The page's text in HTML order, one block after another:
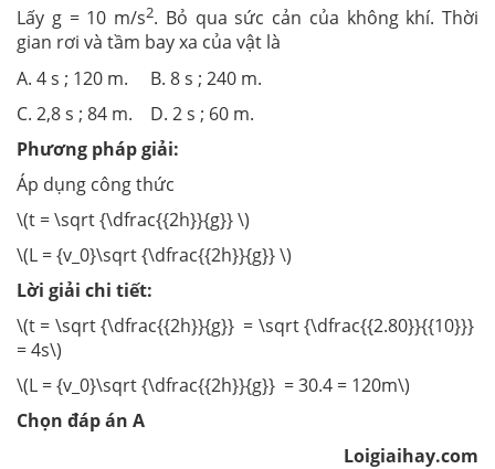
Lấy g = 10 m/s2. Bỏ qua sức cản của không khí. Thời
gian rơi và tầm bay xa của vật là
A. 4 s ; 120 m. B. 8 s ; 240 m.
C. 2,8 s ; 84 m. D. 2 s ; 60 m.
Phương pháp giải:
Áp dụng công thức
\(t = \sqrt {\dfrac{{2h}}{g}} \)
\(L = {v_0}\sqrt {\dfrac{{2h}}{g}} \)
Lời giải chi tiết:
\(t = \sqrt {\dfrac{{2h}}{g}} = \sqrt {\dfrac{{2.80}}{{10}}}
= 4s\)
\(L = {v_0}\sqrt {\dfrac{{2h}}{g}} = 30.4 = 120m\)
Chọn đáp án A
Loigiaihay.com